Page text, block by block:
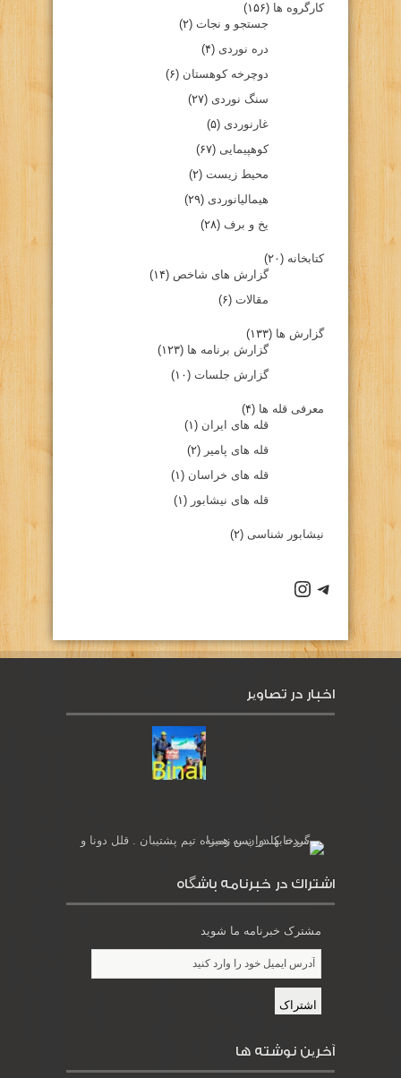
کارگروه ها (۱۵۶)
جستجو و نجات (۲)
دره نوردی (۴)
دوچرخه کوهستان (۶)
سنگ نوردی (۲۷)
غارنوردی (۵)
کوهپیمایی (۶۷)
محیط زیست (۲)
هیمالیانوردی (۲۹)
یخ و برف (۲۸)
کتابخانه (۲۰)
گزارش های شاخص (۱۴)
مقالات (۶)
گزارش ها (۱۳۳)
گزارش برنامه ها (۱۲۳)
گزارش جلسات (۱۰)
معرفی قله ها (۴)
قله های ایران (۱)
قله های پامیر (۲)
قله های خراسان (۱)
قله های نیشابور (۱)
نیشابور شناسی (۲)
كانال تلگرام باشگاه
صفحه اينستاگرام باشگاه
اخبار در تصاویر
اشتراك در خبرنامه باشگاه
مشترک خبرنامه ما شوید
آخرین نوشته ها